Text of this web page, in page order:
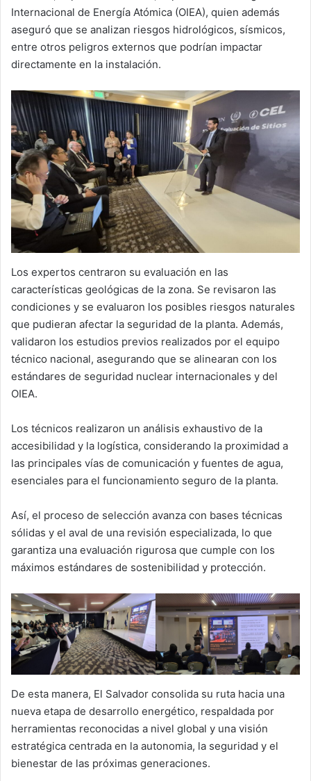
Internacional de Energía Atómica (OIEA), quien además
aseguró que se analizan riesgos hidrológicos, sísmicos,
entre otros peligros externos que podrían impactar
directamente en la instalación.
Los expertos centraron su evaluación en las
características geológicas de la zona. Se revisaron las
condiciones y se evaluaron los posibles riesgos naturales
que pudieran afectar la seguridad de la planta. Además,
validaron los estudios previos realizados por el equipo
técnico nacional, asegurando que se alinearan con los
estándares de seguridad nuclear internacionales y del
OIEA.
Los técnicos realizaron un análisis exhaustivo de la
accesibilidad y la logística, considerando la proximidad a
las principales vías de comunicación y fuentes de agua,
esenciales para el funcionamiento seguro de la planta.
Así, el proceso de selección avanza con bases técnicas
sólidas y el aval de una revisión especializada, lo que
garantiza una evaluación rigurosa que cumple con los
máximos estándares de sostenibilidad y protección.
De esta manera, El Salvador consolida su ruta hacia una
nueva etapa de desarrollo energético, respaldada por
herramientas reconocidas a nivel global y una visión
estratégica centrada en la autonomia, la seguridad y el
bienestar de las próximas generaciones.